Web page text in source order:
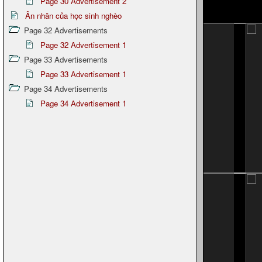
Ân nhân của học sinh nghèo
Page 32 Advertisements
Page 32 Advertisement 1
Page 33 Advertisements
Page 33 Advertisement 1
Page 34 Advertisements
Page 34 Advertisement 1